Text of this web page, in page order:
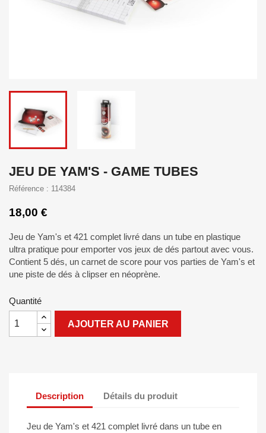
JEU DE YAM'S - GAME TUBES
Référence : 114384
18,00 €
Jeu de Yam's et 421 complet livré dans un tube en plastique
ultra pratique pour emporter vos jeux de dés partout avec vous.
Contient 5 dés, un carnet de score pour vos parties de Yam's et
une piste de dés à clipser en néoprène.
Quantité
AJOUTER AU PANIER
Description Détails du produit
Jeu de Yam's et 421 complet livré dans un tube en